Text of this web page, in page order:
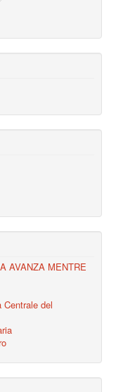
AVANZA MENTRE
Centrale del